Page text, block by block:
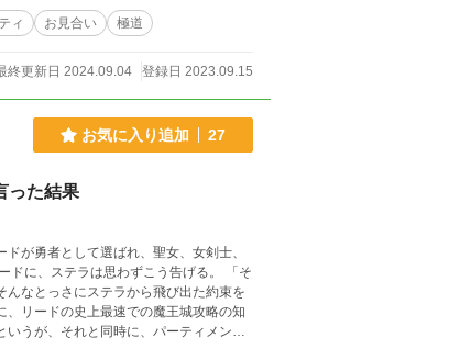
ィ お見合い 極道
終更新日 2024.09.04 登録日 2023.09.15
お気に入り追加 27
った結果
が勇者として選ばれ、聖女、女剣士、
うが、それと同時に、パーティメンバ